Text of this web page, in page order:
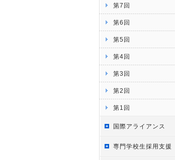
第7回
第6回
第5回
第4回
第3回
第2回
第1回
国際アライアンス
専門学校生採用支援